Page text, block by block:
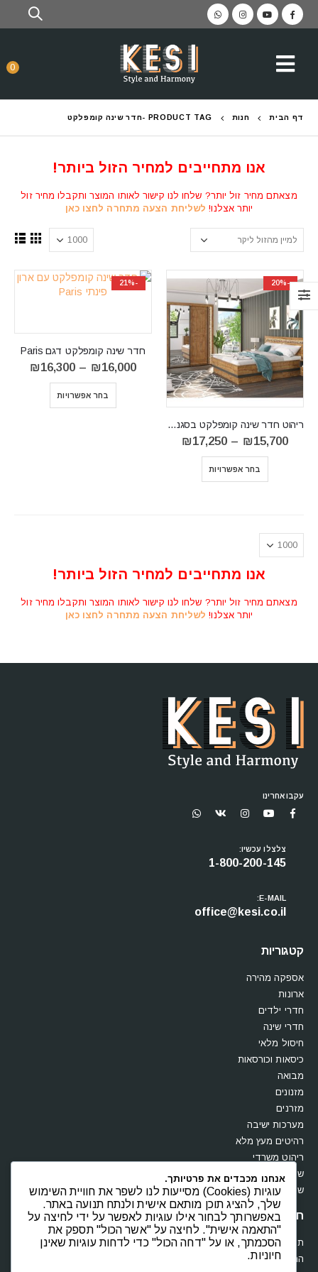
0
דף הבית חנות PRODUCT TAG - חדר שינה קומפלקט
אנו מתחייבים למחיר הזול ביותר!
מצאתם מחיר זול יותר? שלחו לנו קישור לאותו המוצר ותקבלו מחיר זול
יותר אצלנו! לשליחת הצעה מתחרה לחצו כאן
-20%
ריהוט חדר שינה קומפלקט בסגנון כפרי דגם DORIAN R05
₪15,700
–
₪17,250
בחר אפשרויות
-21%
חדר שינה קומפלקט דגם Paris
₪16,000
–
₪16,300
בחר אפשרויות
אנו מתחייבים למחיר הזול ביותר!
מצאתם מחיר זול יותר? שלחו לנו קישור לאותו המוצר ותקבלו מחיר זול
יותר אצלנו! לשליחת הצעה מתחרה לחצו כאן
עקבו אחרינו
צלצלו עכשיו:
1-800-200-145
E-MAIL:
office@kesi.co.il
קטגוריות
אספקה מהירה
ארונות
חדרי ילדים
חדרי שינה
חיסול מלאי
כיסאות וכורסאות
מבואה
מזנונים
מזרנים
מערכות ישיבה
רהיטים מעץ מלא
ריהוט משרדי
שולחנות
שידות וקומודות
חנות
תקנון
החשבון שלי
אנחנו מכבדים את פרטיותך.
עוגיות (Cookies) מסייעות לנו לשפר את חוויית השימוש
שלך, להציג תוכן מותאם אישית ולנתח תנועה באתר.
באפשרותך לבחור אילו עוגיות לאפשר על ידי לחיצה על
"התאמה אישית". לחיצה על "אשר הכול" תספק את
הסכמתך, או על "דחה הכול" כדי לדחות עוגיות שאינן
חיוניות.